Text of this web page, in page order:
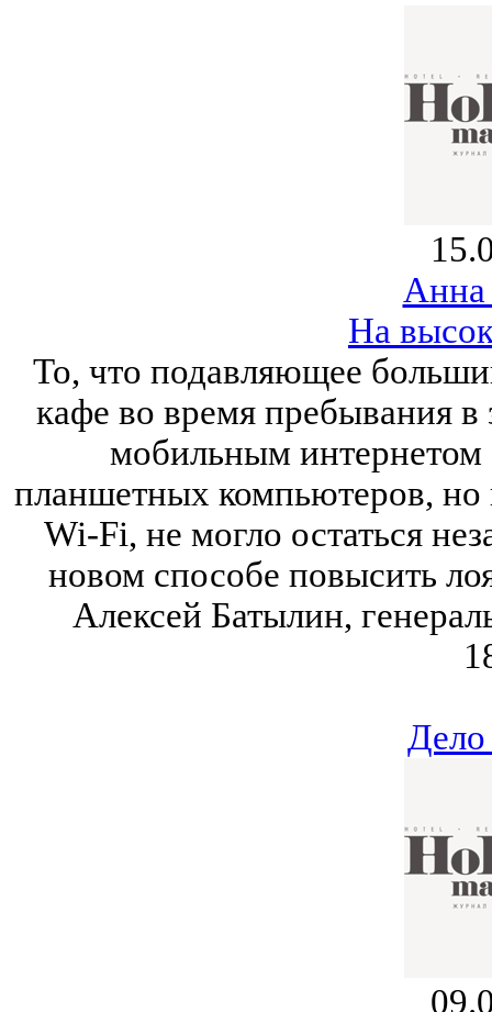
Анна
На
То, что подавляющее
кафе во время пребывания в
мобильным
планшетных компьютеров, но
Wi-Fi, не могло остаться
новом способе повысить
Алексей Батылин,
Дело